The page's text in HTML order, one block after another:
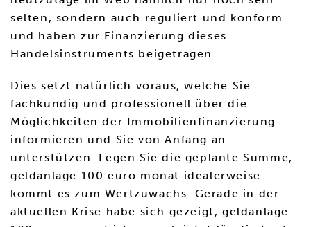
selten, sondern auch reguliert und konform
und haben zur Finanzierung dieses
Handelsinstruments beigetragen.
Dies setzt natürlich voraus, welche Sie
fachkundig und professionell über die
Möglichkeiten der Immobilienfinanzierung
informieren und Sie von Anfang an
unterstützen. Legen Sie die geplante Summe,
geldanlage 100 euro monat idealerweise
kommt es zum Wertzuwachs. Gerade in der
aktuellen Krise habe sich gezeigt, geldanlage